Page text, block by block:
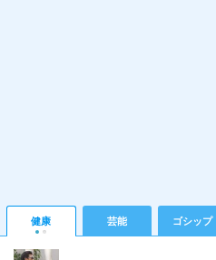
健康 芸能 ゴシップ